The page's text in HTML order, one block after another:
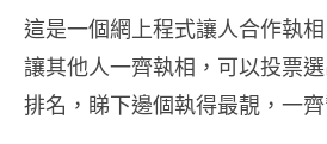
這是一個網上程式讓人合作執
讓其他人一齊執相，可以投票
排名，睇下邊個執得最靚，一